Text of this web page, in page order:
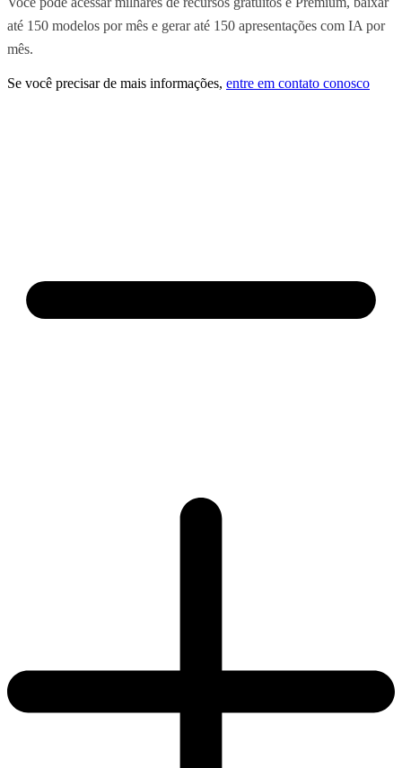
até 150 modelos por mês e gerar até 150 apresentações com IA por
mês.
Se você precisar de mais informações, entre em contato conosco